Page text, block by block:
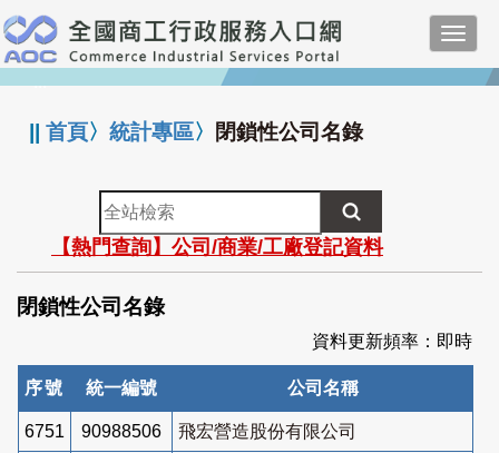
跳
到
主
要
:::
||首頁〉統計專區〉 閉鎖性公司名錄
全
站
檢
索
【熱門查詢】公司/商業/工廠登記資料
閉鎖性公司名錄
資料更新頻率：即時
序號 統一編號 公司名稱
6751 90988506 飛宏營造股份有限公司